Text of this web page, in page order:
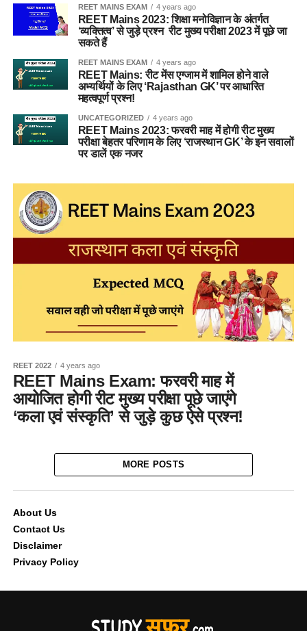
REET MAINS EXAM 4 years ago
REET Mains 2023: शिक्षा मनोविज्ञान के अंतर्गत
‘व्यक्तित्व’ से जुड़े प्रश्न रीट मुख्य परीक्षा 2023 में पूछे जा
सकते हैं
REET MAINS EXAM 4 years ago
REET Mains: रीट मेंस एग्जाम में शामिल होने वाले
अभ्यर्थियों के लिए ‘Rajasthan GK’ पर आधारित
महत्वपूर्ण प्रश्न!
UNCATEGORIZED 4 years ago
REET Mains 2023: फरवरी माह में होगी रीट मुख्य
परीक्षा बेहतर परिणाम के लिए ‘राजस्थान GK’ के इन सवालों
पर डालें एक नजर
REET 2022 4 years ago
REET Mains Exam: फरवरी माह में
आयोजित होगी रीट मुख्य परीक्षा पूछे जाएंगे
‘कला एवं संस्कृति’ से जुड़े कुछ ऐसे प्रश्न!
MORE POSTS
About Us
Contact Us
Disclaimer
Privacy Policy